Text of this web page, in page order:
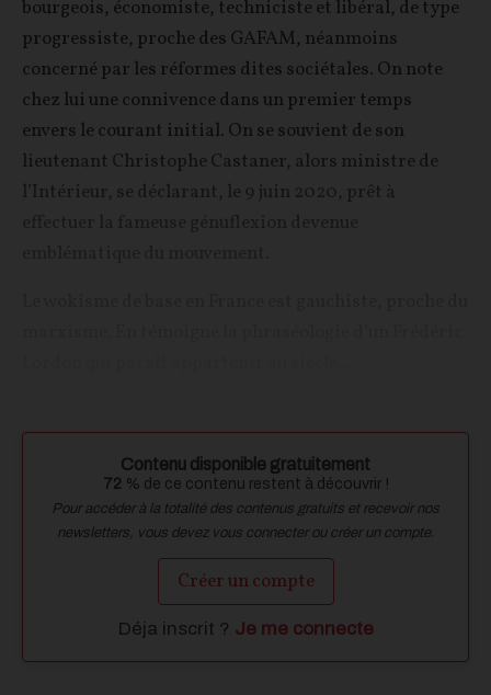
bourgeois, économiste, techniciste et libéral, de type
progressiste, proche des GAFAM, néanmoins
concerné par les réformes dites sociétales. On note
chez lui une connivence dans un premier temps
envers le courant initial. On se souvient de son
lieutenant Christophe Castaner, alors ministre de
l’Intérieur, se déclarant, le 9 juin 2020, prêt à
Contenu disponible gratuitement
72 % de ce contenu restent à découvrir !
Pour accéder à la totalité des contenus gratuits et recevoir nos
newsletters, vous devez vous connecter ou créer un compte.
Créer un compte
Déja inscrit ? Je me connecte